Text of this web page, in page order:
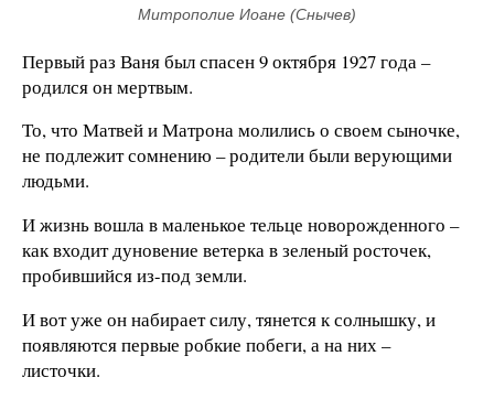
Митрополие Иоане (Снычев)
Первый раз Ваня был спасен 9 октября 1927 года –
родился он мертвым.
То, что Матвей и Матрона молились о своем сыночке,
не подлежит сомнению – родители были верующими
людьми.
И жизнь вошла в маленькое тельце новорожденного –
как входит дуновение ветерка в зеленый росточек,
пробившийся из-под земли.
И вот уже он набирает силу, тянется к солнышку, и
появляются первые робкие побеги, а на них –
листочки.